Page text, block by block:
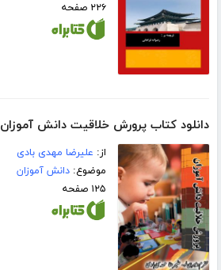
۲۲۶ صفحه
دانلود کتاب پرورش خلاقیت دانش آموزان
از: علیرضا مهدی بادی
موضوع:دانش آموزان
۱۲۵ صفحه